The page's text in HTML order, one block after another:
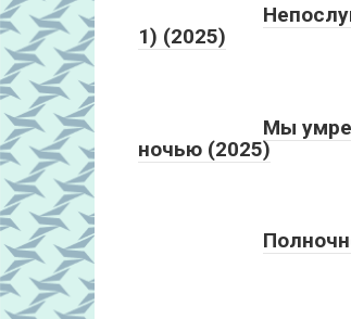
1) (2025)
Мы
ночью (2025)